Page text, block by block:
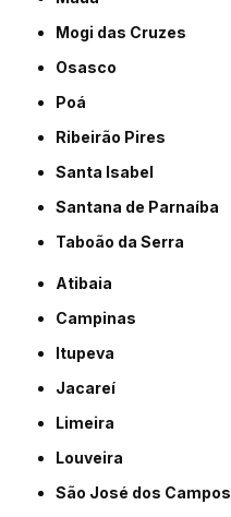
Mogi das Cruzes
Osasco
Poá
Ribeirão Pires
Santa Isabel
Santana de Parnaíba
Taboão da Serra
Atibaia
Campinas
Itupeva
Jacareí
Limeira
Louveira
São José dos Campos